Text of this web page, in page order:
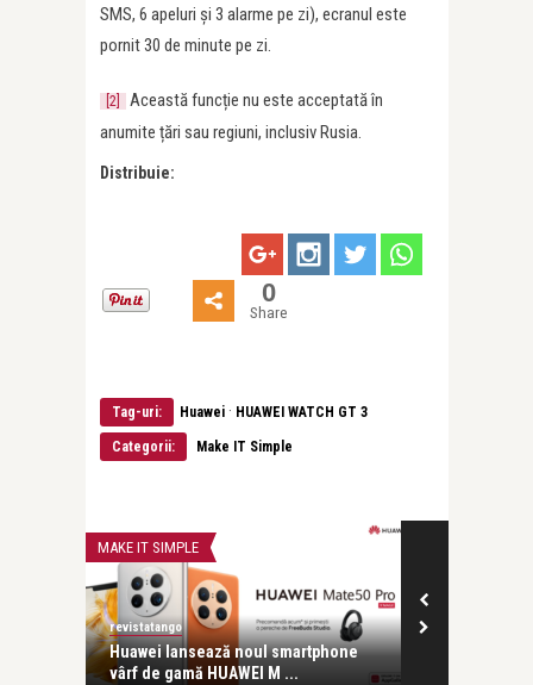
SMS, 6 apeluri și 3 alarme pe zi), ecranul este
pornit 30 de minute pe zi.
[2]
Această funcție nu este acceptată în
anumite țări sau regiuni, inclusiv Rusia.
Distribuie:
0
Share
Tag-uri: Huawei · HUAWEI WATCH GT 3
Categorii: Make IT Simple
MAKE IT SIMPLE
revistatango
Huawei lansează noul smartphone
vârf de gamă HUAWEI M ...